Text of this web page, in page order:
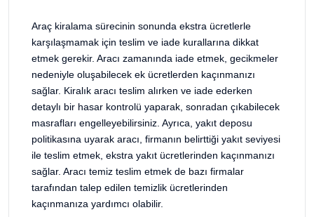
Araç kiralama sürecinin sonunda ekstra ücretlerle
karşılaşmamak için teslim ve iade kurallarına dikkat
etmek gerekir. Aracı zamanında iade etmek, gecikmeler
nedeniyle oluşabilecek ek ücretlerden kaçınmanızı
sağlar. Kiralık aracı teslim alırken ve iade ederken
detaylı bir hasar kontrolü yaparak, sonradan çıkabilecek
masrafları engelleyebilirsiniz. Ayrıca, yakıt deposu
politikasına uyarak aracı, firmanın belirttiği yakıt seviyesi
ile teslim etmek, ekstra yakıt ücretlerinden kaçınmanızı
sağlar. Aracı temiz teslim etmek de bazı firmalar
tarafından talep edilen temizlik ücretlerinden
kaçınmanıza yardımcı olabilir.